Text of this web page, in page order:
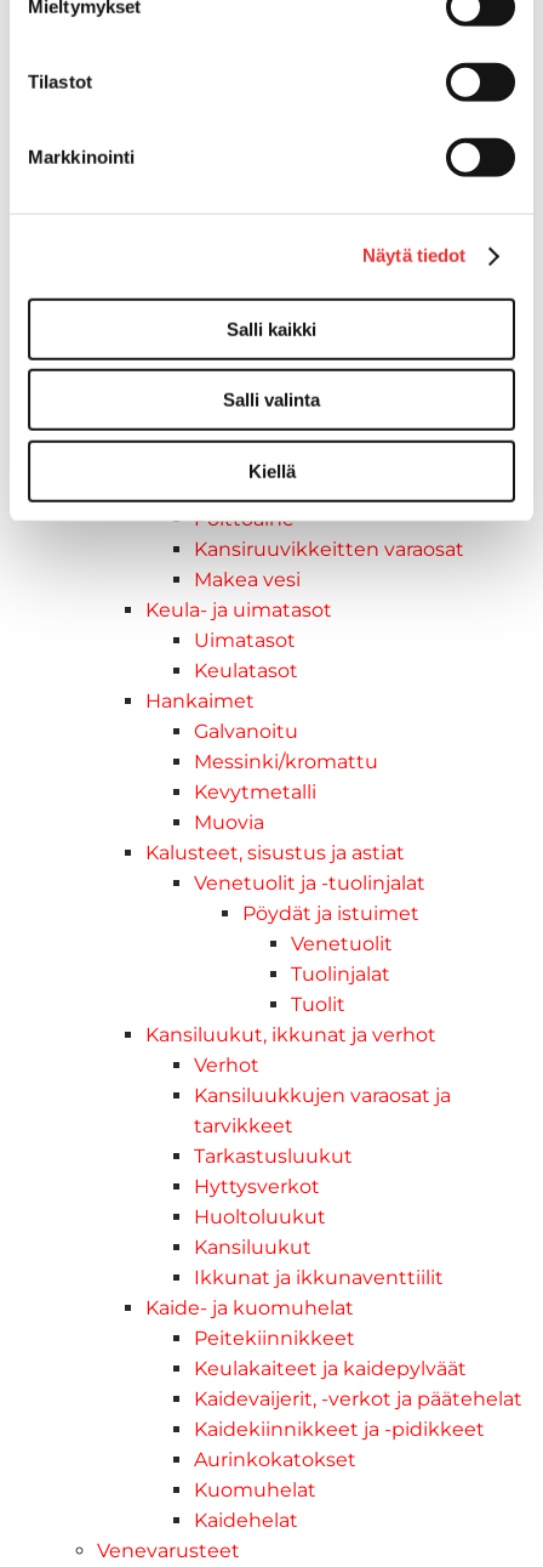
Mieltymykset
Tilastot
Markkinointi
Näytä tiedot
Salli kaikki
Salli valinta
Kiellä
Pollarit
Venerenkaat ja silmukkapultit/-
ruuvit
Vetourat
Kansiruuvikkeet
Jätevesi
Polttoaine
Kansiruuvikkeitten varaosat
Makea vesi
Keula- ja uimatasot
Uimatasot
Keulatasot
Hankaimet
Galvanoitu
Messinki/kromattu
Kevytmetalli
Muovia
Kalusteet, sisustus ja astiat
Venetuolit ja -tuolinjalat
Pöydät ja istuimet
Venetuolit
Tuolinjalat
Tuolit
Kansiluukut, ikkunat ja verhot
Verhot
Kansiluukkujen varaosat ja
tarvikkeet
Tarkastusluukut
Hyttysverkot
Huoltoluukut
Kansiluukut
Ikkunat ja ikkunaventtiilit
Kaide- ja kuomuhelat
Peitekiinnikkeet
Keulakaiteet ja kaidepylväät
Kaidevaijerit, -verkot ja päätehelat
Kaidekiinnikkeet ja -pidikkeet
Aurinkokatokset
Kuomuhelat
Kaidehelat
Venevarusteet